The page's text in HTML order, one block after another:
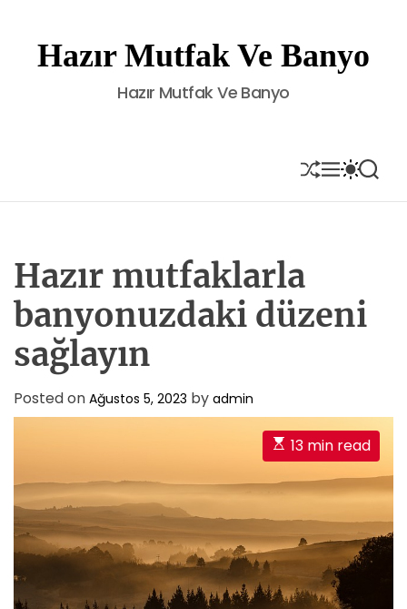
t
Hazır Mutfak Ve Banyo
Hazır Mutfak Ve Banyo
S
H
U
M
E
N
S
W
I
O
R
S
E
A
Hazır mutfaklarla
banyonuzdaki düzeni
sağlayın
Posted on Ağustos 5, 2023 by admin
E
s
t
a
t
e
13 min read